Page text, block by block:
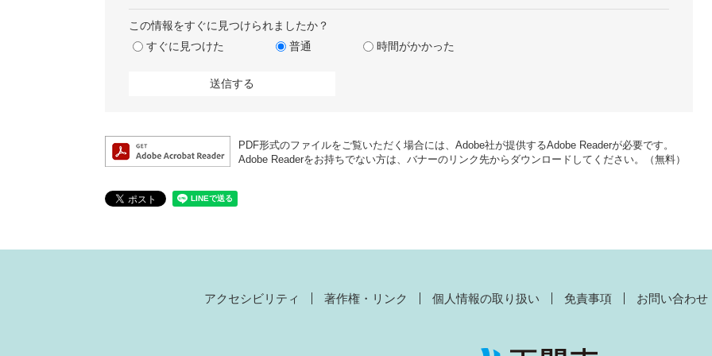
この情報をすぐに見つけられましたか？
すぐに見つけた
普通 時間がかかった
PDF形式のファイルをご覧いただく場合には、Adobe社が提供するAdobe Readerが必要です。
Adobe Readerをお持ちでない方は、バナーのリンク先からダウンロードしてください。（無料）
アクセシビリティ 著作権・リンク 個人情報の取り扱い 免責事項 お問い合わせ